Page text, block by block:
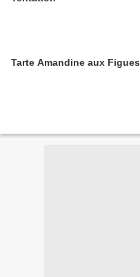
Tarte Amandine aux Figues